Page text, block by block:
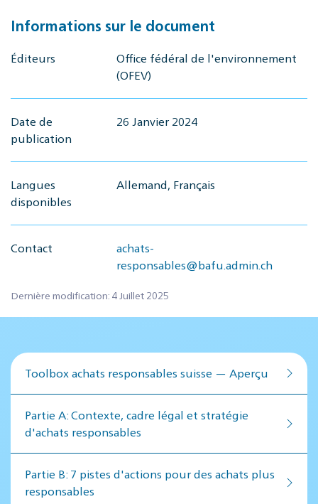
Informations sur le document
Éditeurs
Office fédéral de l'environnement
(OFEV)
Date de
publication
26 Janvier 2024
Langues
disponibles
Allemand, Français
Contact
achats-
responsables@bafu.admin.ch
Dernière modification: 4 Juillet 2025
Toolbox achats responsables suisse — Aperçu
Par­tie A: Contex­te, cadre lé­gal et stratégie
d'achats responsables
Par­tie B: 7 pistes d'actions pour des achats plus
responsables